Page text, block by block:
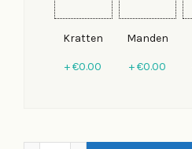
Kratten
+€0.00
Manden
+€0.00